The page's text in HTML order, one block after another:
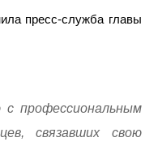
пресс-служба главы
с профессиональным
связавших свою